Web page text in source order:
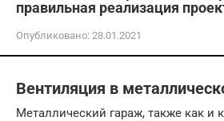
правильная реализация
Опубликовано: 28.01.2021
Вентиляция в
Металлический гараж, также как и